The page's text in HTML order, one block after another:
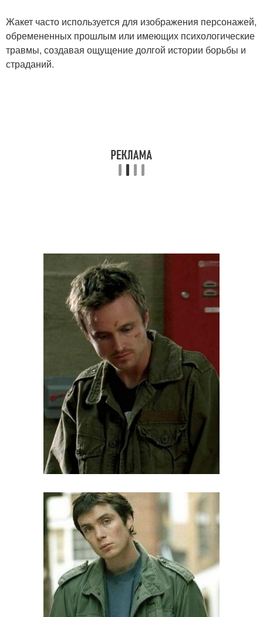
Жакет часто используется для изображения персонажей,
обремененных прошлым или имеющих психологические
травмы, создавая ощущение долгой истории борьбы и
страданий.